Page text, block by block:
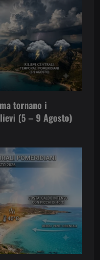
tornano i
(5 – 9 Agosto)